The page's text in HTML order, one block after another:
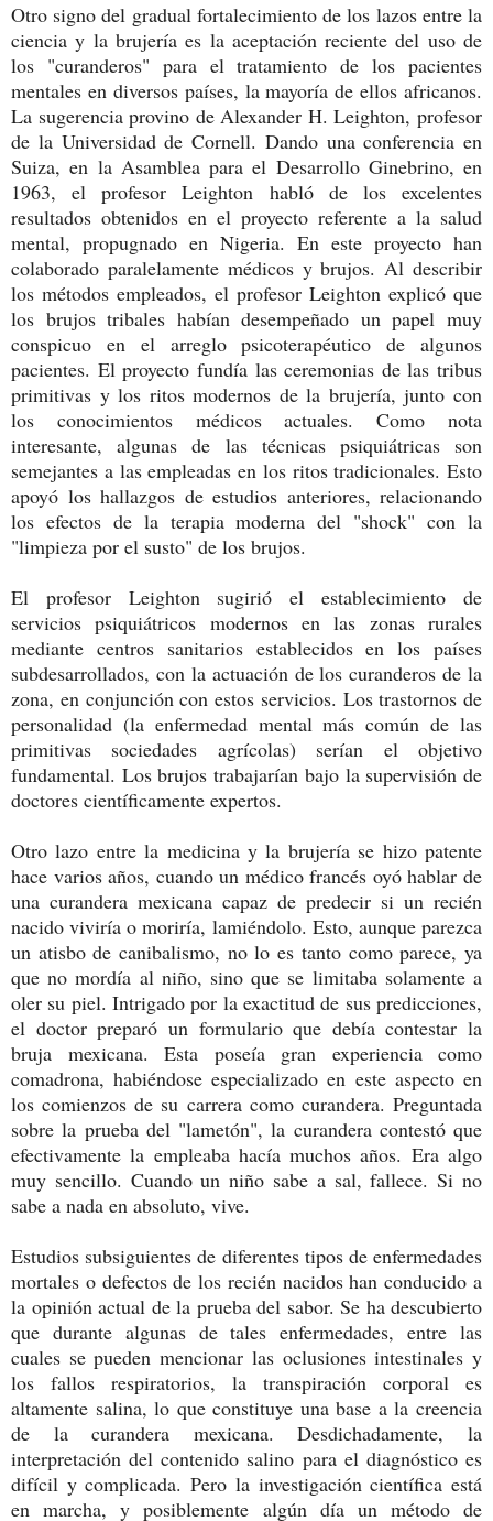
Otro signo del gradual fortalecimiento de los lazos entre la
ciencia y la brujería es la aceptación reciente del uso de
los "curanderos" para el tratamiento de los pacientes
mentales en diversos países, la mayoría de ellos africanos.
La sugerencia provino de Alexander H. Leighton, profesor
de la Universidad de Cornell. Dando una conferencia en
Suiza, en la Asamblea para el Desarrollo Ginebrino, en
1963, el profesor Leighton habló de los excelentes
resultados obtenidos en el proyecto referente a la salud
mental, propugnado en Nigeria. En este proyecto han
colaborado paralelamente médicos y brujos. Al describir
los métodos empleados, el profesor Leighton explicó que
los brujos tribales habían desempeñado un papel muy
conspicuo en el arreglo psicoterapéutico de algunos
pacientes. El proyecto fundía las ceremonias de las tribus
primitivas y los ritos modernos de la brujería, junto con
los conocimientos médicos actuales. Como nota
interesante, algunas de las técnicas psiquiátricas son
semejantes a las empleadas en los ritos tradicionales. Esto
apoyó los hallazgos de estudios anteriores, relacionando
los efectos de la terapia moderna del "shock" con la
"limpieza por el susto" de los brujos.
El profesor Leighton sugirió el establecimiento de
servicios psiquiátricos modernos en las zonas rurales
mediante centros sanitarios establecidos en los países
subdesarrollados, con la actuación de los curanderos de la
zona, en conjunción con estos servicios. Los trastornos de
personalidad (la enfermedad mental más común de las
primitivas sociedades agrícolas) serían el objetivo
fundamental. Los brujos trabajarían bajo la supervisión de
doctores científicamente expertos.
Otro lazo entre la medicina y la brujería se hizo patente
hace varios años, cuando un médico francés oyó hablar de
una curandera mexicana capaz de predecir si un recién
nacido viviría o moriría, lamiéndolo. Esto, aunque parezca
un atisbo de canibalismo, no lo es tanto como parece, ya
que no mordía al niño, sino que se limitaba solamente a
oler su piel. Intrigado por la exactitud de sus predicciones,
el doctor preparó un formulario que debía contestar la
bruja mexicana. Esta poseía gran experiencia como
comadrona, habiéndose especializado en este aspecto en
los comienzos de su carrera como curandera. Preguntada
sobre la prueba del "lametón", la curandera contestó que
efectivamente la empleaba hacía muchos años. Era algo
muy sencillo. Cuando un niño sabe a sal, fallece. Si no
sabe a nada en absoluto, vive.
Estudios subsiguientes de diferentes tipos de enfermedades
mortales o defectos de los recién nacidos han conducido a
la opinión actual de la prueba del sabor. Se ha descubierto
que durante algunas de tales enfermedades, entre las
cuales se pueden mencionar las oclusiones intestinales y
los fallos respiratorios, la transpiración corporal es
altamente salina, lo que constituye una base a la creencia
de la curandera mexicana. Desdichadamente, la
interpretación del contenido salino para el diagnóstico es
difícil y complicada. Pero la investigación científica está
en marcha, y posiblemente algún día un método de